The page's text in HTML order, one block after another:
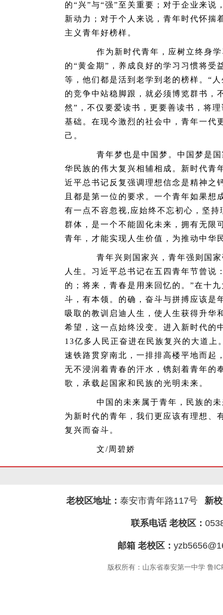
的“兴”与“强”至关重要；对于企业来说
新动力；对于个人来说，青年时代怀揣
主义青年好榜样。
作为新时代青年，应树立终身学
的“黄金期”，养成良好的学习习惯将受
等，他们都是活到老学到老的榜样。“
的竞争中站稳脚跟，就必须博览群书，
然”，不仅要爱读书，更要善读书，将
基础。在现今激烈的社会中，青年一代
己。
青年梦也是中国梦。中国梦是国
华民族的伟大复兴相辅相成。新时代青
近平总书记反复强调理想信念是精神之
且都是第一位的要求。一个青年如果
有一点不容忽视,应始终不忘初心，坚
群体，是一个不能固化未来，拥有无限
青年，才能实现人生价值，为推动中华
青年兴则国家兴，青年强则国家
人生。习近平总书记在五四青年节曾说
的；将来，青春是用来回忆的。”在十
斗，有本领。的确，奋斗与拼搏应该是
吸取的教训启迪人生，使人生获得升华
希望，这一点始终没变。进入新时代的
13亿多人民正奋进在民族复兴的大道
速铁路贯穿南北，一排排高楼平地而
无不浸润着青春的汗水，镌刻着青年的
歌，承载起国家和民族的光明未来。
中国的未来属于青年，民族的未
为新时代的青年，我们更应该有理想、
复兴而奋斗。
文/周碧娇
老校区地址： 泰安市青年路117号 新
联系电话 老校区：
邮箱 老校区：
版权所有：山东省泰安第一中学 鲁